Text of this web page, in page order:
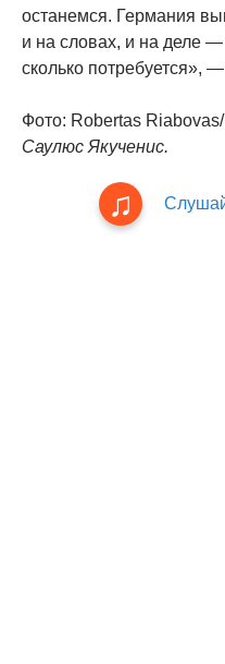
останемся. Германия
и на словах, и на деле —
сколько потребуется»,
Фото: Robertas
Саулюс Якученис.